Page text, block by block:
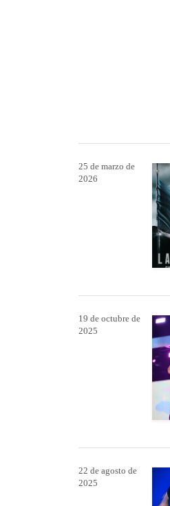
25 de marzo de
2026
19 de octubre de
2025
22 de agosto de
2025